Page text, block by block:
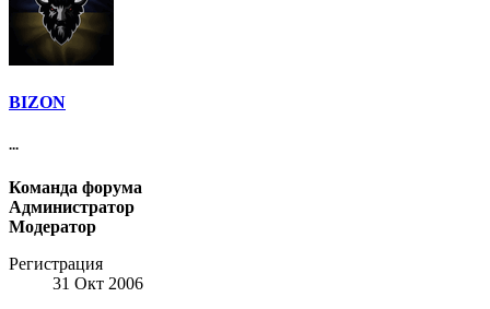
BIZON
...
Команда форума
Администратор
Модератор
Регистрация
31 Окт 2006